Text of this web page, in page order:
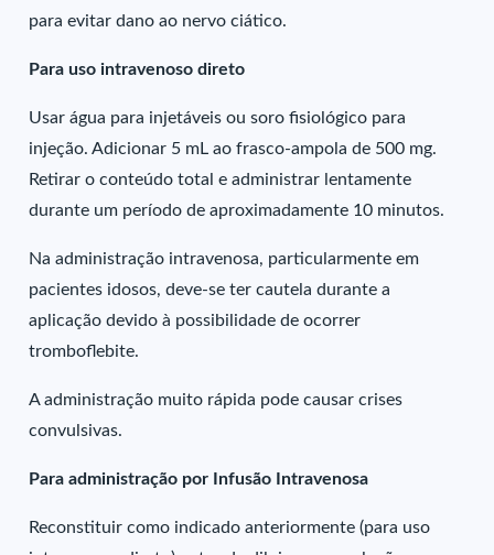
para evitar dano ao nervo ciático.
Para uso intravenoso direto
Usar água para injetáveis ou soro fisiológico para
injeção. Adicionar 5 mL ao frasco-ampola de 500 mg.
Retirar o conteúdo total e administrar lentamente
durante um período de aproximadamente 10 minutos.
Na administração intravenosa, particularmente em
pacientes idosos, deve-se ter cautela durante a
aplicação devido à possibilidade de ocorrer
tromboflebite.
A administração muito rápida pode causar crises
convulsivas.
Para administração por Infusão Intravenosa
Reconstituir como indicado anteriormente (para uso